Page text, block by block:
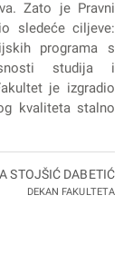
Zato je Pravni
sledeće ciljeve:
programa s
studija i
je izgradio
kvaliteta stalno
STOJŠIĆ DABETIĆ
DEKAN FAKULTETA